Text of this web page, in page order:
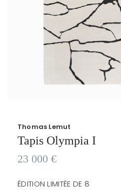
Thomas Lemut
Tapis Olympia I
23 000 €
ÉDITION LIMITÉE DE 8